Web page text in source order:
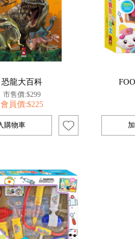
恐龍大百科
市售價:$299
會員價:$225